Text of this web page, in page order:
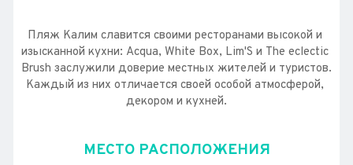
Пляж Калим славится своими ресторанами высокой и
изысканной кухни: Acqua, White Box, Lim'S и The eclectic
Brush заслужили доверие местных жителей и туристов.
Каждый из них отличается своей особой атмосферой,
декором и кухней.
МЕСТО РАСПОЛОЖЕНИЯ